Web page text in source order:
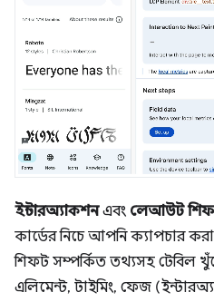
ইন্টারঅ্যাকশনএবং লেআউট
কার্ডের নিচে আপনি ক্যাপচার
শিফট সম্পর্কিত তথ্যসহ টেবিল
এলিমেন্ট, টাইমিং, ফেজ